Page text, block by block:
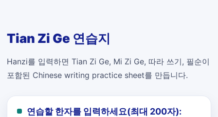
Tian Zi Ge 연습지
Hanzi를 입력하면 Tian Zi Ge, Mi Zi Ge, 따라 쓰기, 필순이
포함된 Chinese writing practice sheet를 만듭니다.
연습할 한자를 입력하세요(최대 200자):